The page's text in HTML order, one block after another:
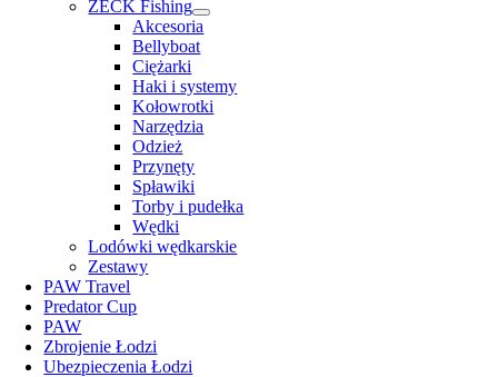
ZECK Fishing
Akcesoria
Bellyboat
Ciężarki
Haki i systemy
Kołowrotki
Narzędzia
Odzież
Przynęty
Spławiki
Torby i pudełka
Wędki
Lodówki wędkarskie
Zestawy
PAW Travel
Predator Cup
PAW
Zbrojenie Łodzi
Ubezpieczenia Łodzi